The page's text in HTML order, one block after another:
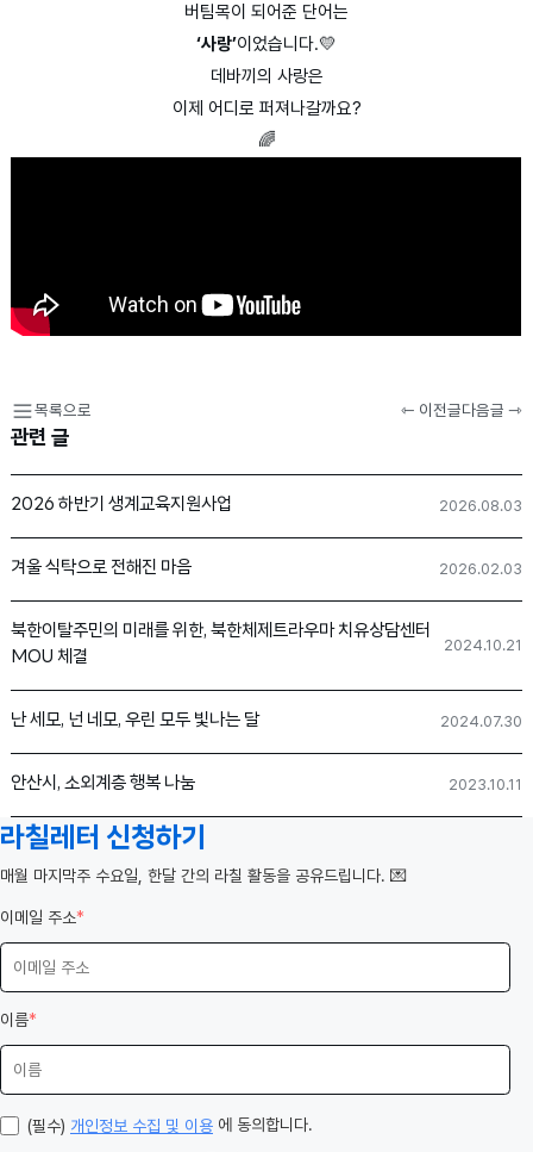
버팀목이 되어준 단어는
‘사랑’이었습니다.💛
데바끼의 사랑은
이제 어디로 퍼져나갈까요?
🌈
목록으로 ⇽ 이전글다음글 ⇾
관련 글
2026 하반기 생계교육지원사업 2026.08.03
겨울 식탁으로 전해진 마음 2026.02.03
북한이탈주민의 미래를 위한, 북한체제트라우마 치유상담센터
MOU 체결
2024.10.21
난 세모, 넌 네모, 우린 모두 빛나는 달 2024.07.30
안산시, 소외계층 행복 나눔 2023.10.11
라칠레터 신청하기
️매월 마지막주 수요일, 한달 간의 라칠 활동을 공유드립니다. 💌
이메일 주소*
이름*
(필수) 개인정보 수집 및 이용 에 동의합니다.